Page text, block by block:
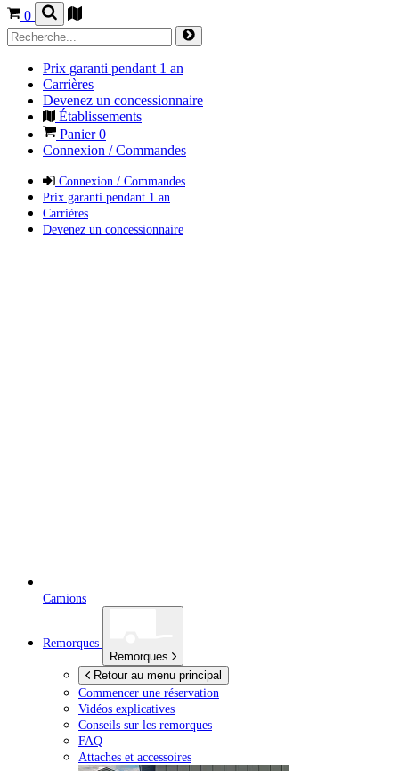
0
Prix garanti pendant 1 an
Carrières
Devenez un concessionnaire
Établissements
Panier0
Connexion / Commandes
Connexion / Commandes
Prix garanti pendant 1 an
Carrières
Devenez un concessionnaire
Camions
Remorques
Remorques
Retour au menu principal
Commencer une réservation
Vidéos explicatives
Conseils sur les remorques
FAQ
Attaches et accessoires